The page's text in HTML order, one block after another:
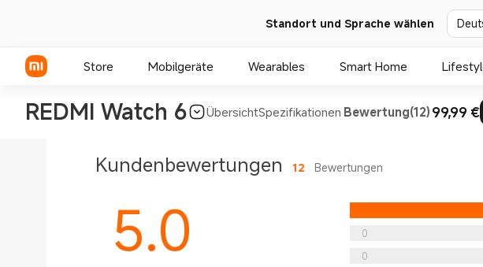
Standort und Sprache wählen
Store Mobilgeräte Wearables Smart Home
REDMI Watch 6 ÜbersichtSpezifikationen Bewertung(12) 99,99 €
Kundenbewertungen 12 Bewertungen
5.0
0
0